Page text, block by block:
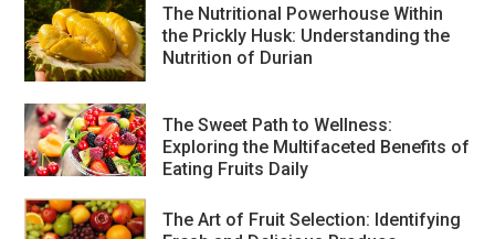
The Nutritional Powerhouse Within
the Prickly Husk: Understanding the
Nutrition of Durian
The Sweet Path to Wellness:
Exploring the Multifaceted Benefits of
Eating Fruits Daily
The Art of Fruit Selection: Identifying